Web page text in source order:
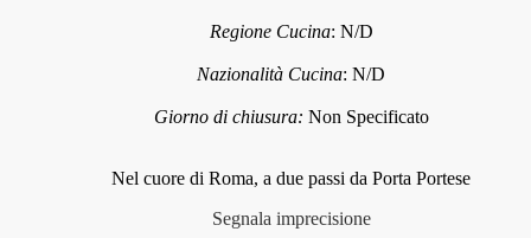
Regione Cucina: N/D
Nazionalità Cucina:N/D
Giorno di chiusura: Non Specificato
Nel cuore di Roma, a due passi da Porta Portese
Segnala imprecisione